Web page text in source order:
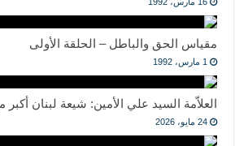
مقياس الحق والباطل – الحلقة الأولى
1 مارس، 1992
العلاّمة السيد علي الأمين: شيعة لبنان أكبر
24 مايو، 2026